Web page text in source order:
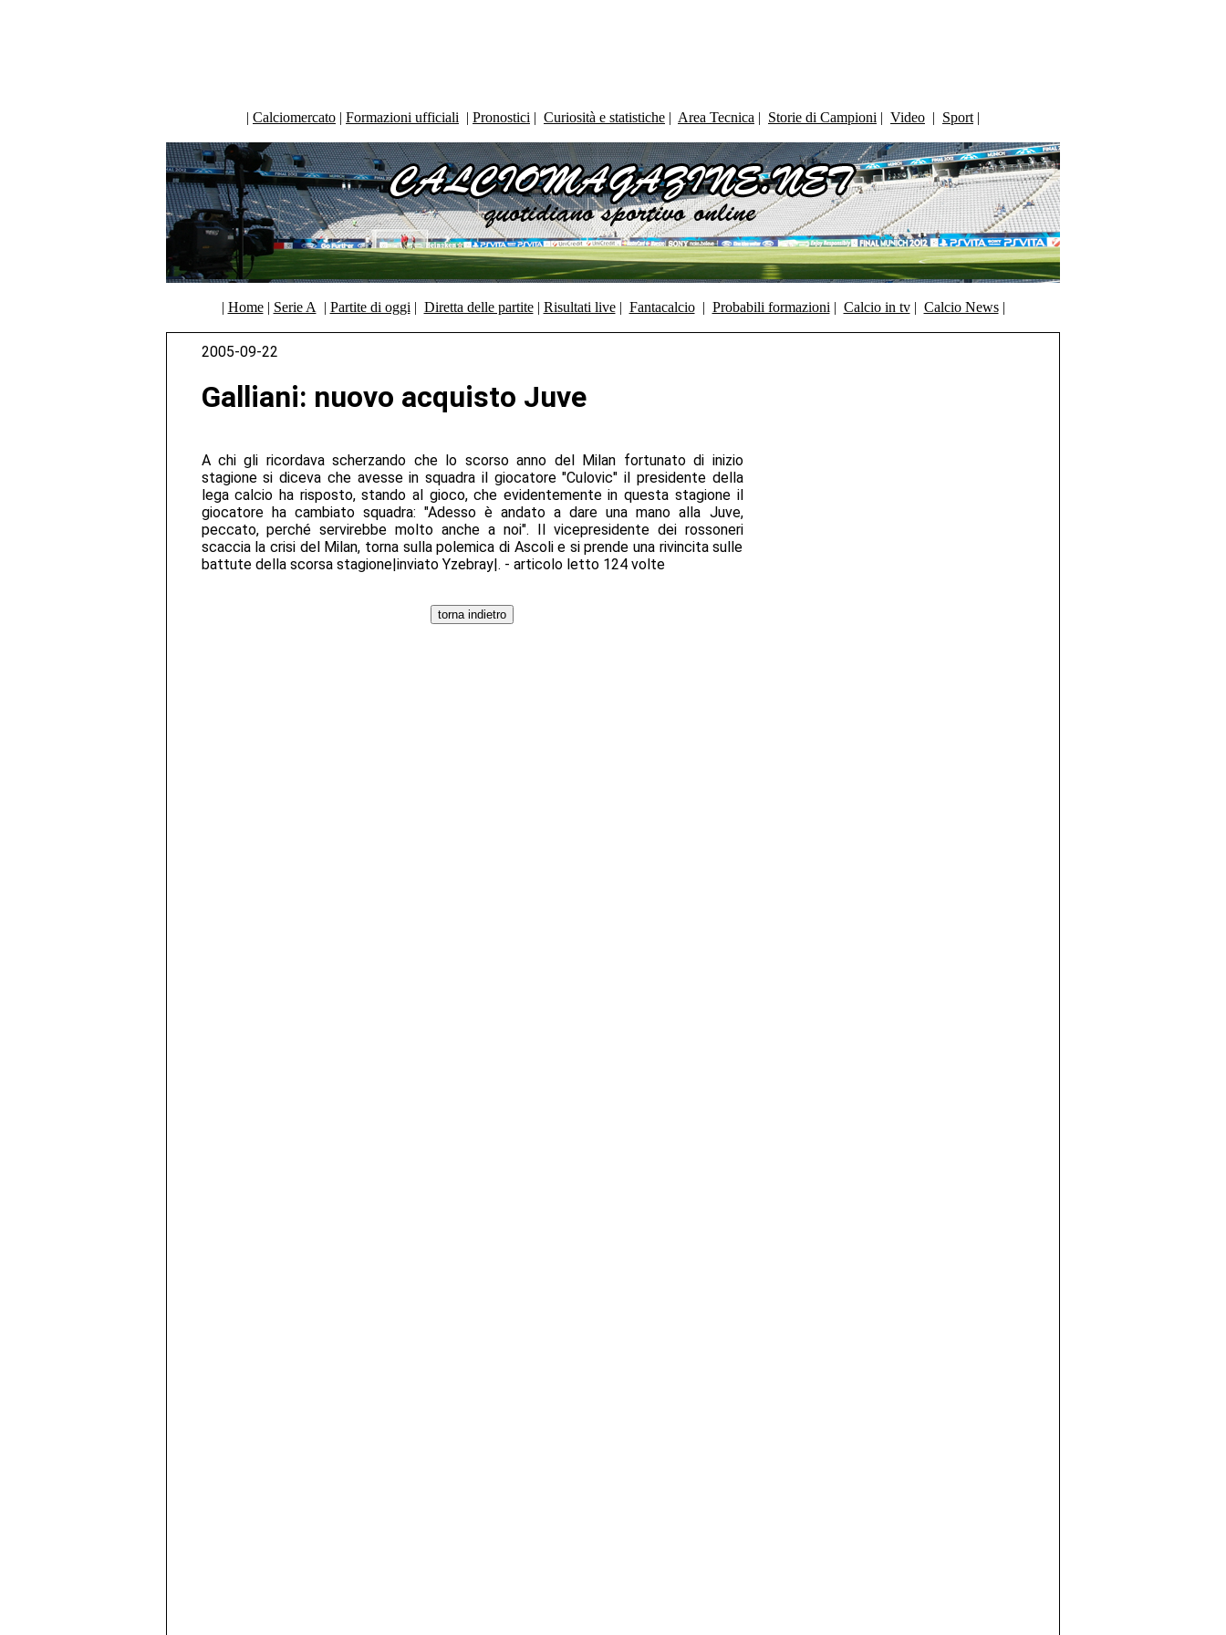
| Calciomercato | Formazioni ufficiali | Pronostici | Curiosità e statistiche | Area Tecnica | Storie di Campioni | Video | Sport |
| Home| Serie A | Partite di oggi | Diretta delle partite| Risultati live| Fantacalcio| Probabili formazioni | Calcio in tv| Calcio News|
2005-09-22
Galliani: nuovo acquisto Juve
A chi gli ricordava scherzando che lo scorso anno del Milan fortunato di inizio
stagione si diceva che avesse in squadra il giocatore "Culovic" il presidente della
lega calcio ha risposto, stando al gioco, che evidentemente in questa stagione il
giocatore ha cambiato squadra: "Adesso è andato a dare una mano alla Juve,
peccato, perché servirebbe molto anche a noi". Il vicepresidente dei rossoneri
scaccia la crisi del Milan, torna sulla polemica di Ascoli e si prende una rivincita sulle
battute della scorsa stagione|inviato Yzebray|. - articolo letto 124 volte